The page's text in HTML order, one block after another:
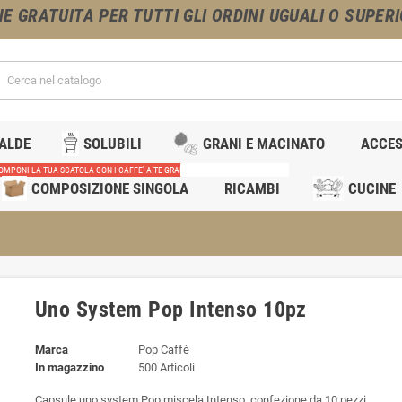
GRATUITA PER TUTTI GLI ORDINI UGUALI O
SOLUBILI GRANI E MACINATO
COMPOSIZIONE SINGOLA
LA TUA SCATOLA CON I CAFFE' A TE GRADITI
RICAMBI CUCINE
Uno System Pop Intenso 10pz
Marca
Pop Caffè
In magazzino
500 Articoli